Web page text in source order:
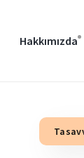
Hakkımızda